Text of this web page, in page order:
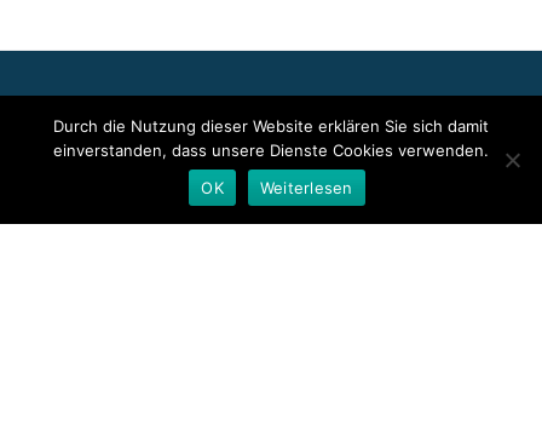
Event bzw. das Stellenangebot sowie für das angezeigte Bild- und
Tonmaterial ist allein der jeweils angegebene Herausgeber
verantwortlich. Dieser ist in der Regel auch Urheber der
Pressetexte sowie der angehängten Bild-, Ton- und
Durch die Nutzung dieser Website erklären Sie sich damit
einverstanden, dass unsere Dienste Cookies verwenden.
OK
Weiterlesen